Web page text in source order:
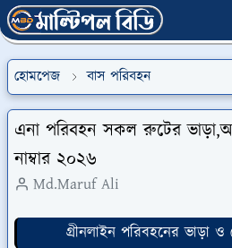
হোমপেজ বাস পরিবহন
এনা পরিবহন সকল রুটের
নাম্বার ২০২৬
Md.Maruf Ali
গ্রীনলাইন পরিবহনের ভাড়া